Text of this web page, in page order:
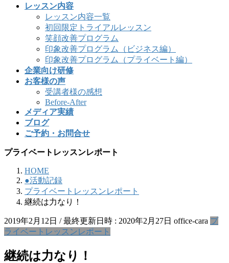
レッスン内容
レッスン内容一覧
初回限定トライアルレッスン
笑顔改善プログラム
印象改善プログラム（ビジネス編）
印象改善プログラム（プライベート編）
企業向け研修
お客様の声
受講者様の感想
Before-After
メディア実績
ブログ
ご予約・お問合せ
プライベートレッスンレポート
HOME
●活動記録
プライベートレッスンレポート
継続は力なり！
2019年2月12日 / 最終更新日時 : 2020年2月27日 office-cara プ
ライベートレッスンレポート
継続は力なり！